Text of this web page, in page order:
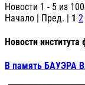
Новости 1 - 5 из
Начало | Пред. | 1 2
Новости института
В память